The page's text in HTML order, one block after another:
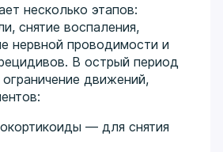
несколько этапов:
снятие воспаления,
нервной проводимости и
В острый период
движений,
— для снятия